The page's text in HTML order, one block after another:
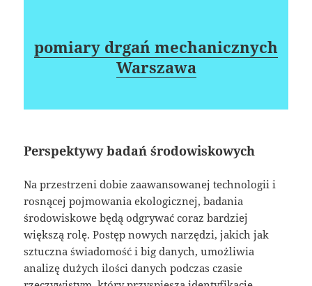
pomiary drgań mechanicznych
Warszawa
Perspektywy badań środowiskowych
Na przestrzeni dobie zaawansowanej technologii i
rosnącej pojmowania ekologicznej, badania
środowiskowe będą odgrywać coraz bardziej
większą rolę. Postęp nowych narzędzi, jakich jak
sztuczna świadomość i big danych, umożliwia
analizę dużych ilości danych podczas czasie